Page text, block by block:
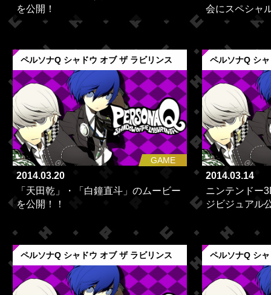
を公開！
会にスペシャ
ペルソナQ シャドウ オブ ザ ラビリンス
GAME
2014.03.20
「天田乾」・「白鐘直斗」のムービー
を公開！！
ペルソナQ シ
2014.03.14
ニンテンドー
ジビジュアル
ペルソナQ シャドウ オブ ザ ラビリンス ペルソナQ シ